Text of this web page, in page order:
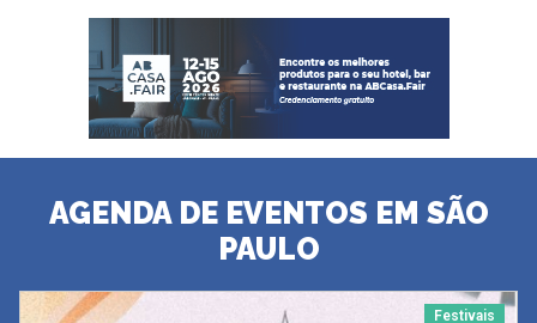
AGENDA DE EVENTOS EM SÃO
PAULO
Festivais